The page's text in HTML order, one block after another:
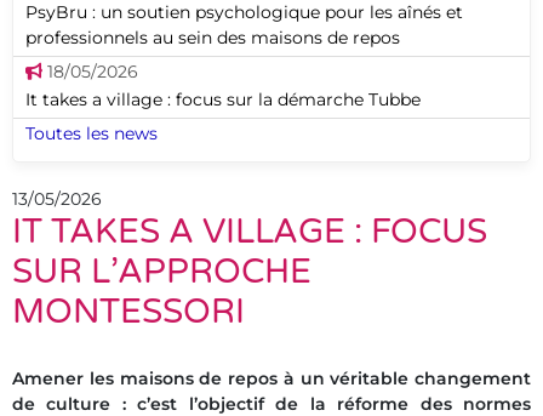
PsyBru : un soutien psychologique pour les aînés et
professionnels au sein des maisons de repos
18/05/2026
It takes a village : focus sur la démarche Tubbe
Toutes les news
13/05/2026
IT TAKES A VILLAGE : FOCUS
SUR L’APPROCHE
MONTESSORI
Amener les maisons de repos à un véritable changement
de culture : c’est l’objectif de la réforme des normes